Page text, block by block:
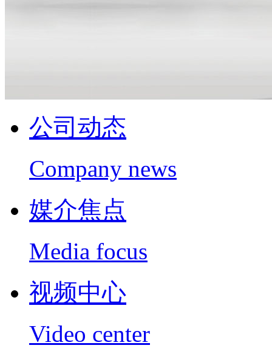
公司动态
Company news
媒介焦点
Media focus
视频中心
Video center